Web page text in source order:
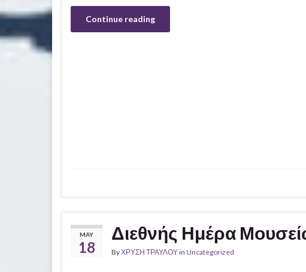
Continue reading
MAY
18
Διεθνής Ημέρα
ByΧΡΥΣΗ ΤΡΑΥΛΟΥin Uncategorized